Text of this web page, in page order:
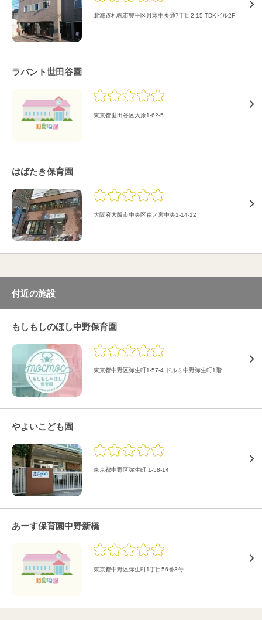
北海道札幌市豊平区月寒中央通7丁目2-15 TDKビル2F
ラバント世田谷園
東京都世田谷区大原1-62-5
はばたき保育園
大阪府大阪市中央区森ノ宮中央1-14-12
付近の施設
もしもしのほし中野保育園
東京都中野区弥生町1-57-4 ドルミ中野弥生町1階
やよいこども園
東京都中野区弥生町 1-58-14
あーす保育園中野新橋
東京都中野区弥生町1丁目56番3号